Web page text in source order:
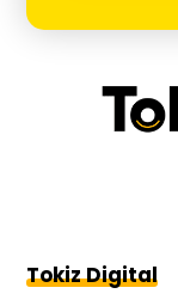
Tokiz Digital